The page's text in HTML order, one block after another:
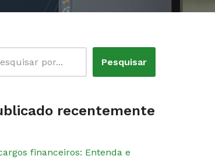
Pesquisar
recentemente
financeiros: Entenda e